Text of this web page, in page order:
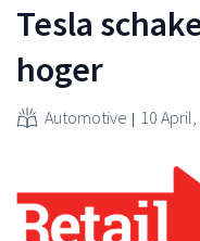
Tesla
hoger
Automotive 10